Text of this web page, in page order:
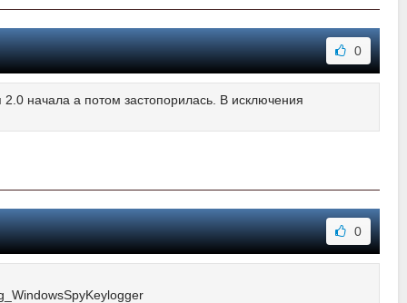
0
начала а потом застопорилась. В исключения
0